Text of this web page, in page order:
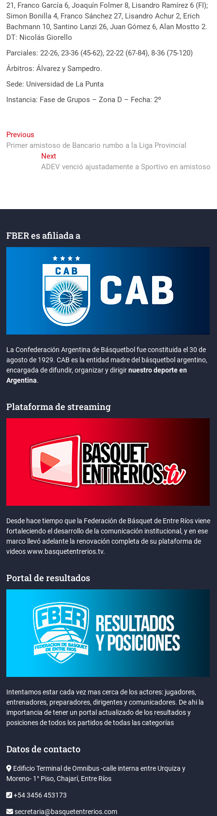
21, Franco García 6, Joaquín Folmer 8, Lisandro Ramírez 6 (FI);
Simon Bonilla 4, Franco Sánchez 27, Lisandro Achur 2, Erich
Bachmann 10, Santino Lanzi 26, Juan Gómez 6, Alan Mostto 2.
DT: Nicolás Giorello
Parciales: 22-26, 23-36 (45-62), 22-22 (67-84), 8-36 (75-120)
Árbitros: Álvarez y Sampedro.
Sede: Universidad de La Punta
Instancia: Fase de Grupos – Zona D – Fecha: 2º
Navegación
de
entradas
Previous
post:
Primer amistoso de Bancario rumbo a la Liga Provincial
NextNext
post:
ADEV venció ajustadamente a Sportivo en amistoso
FBER es afiliada a
La Confederación Argentina de Básquetbol fue constituida el 30 de
agosto de 1929. CAB es la entidad madre del básquetbol argentino,
encargada de difundir, organizar y dirigirnuestro deporte en
Argentina.
Plataforma de streaming
Desde hace tiempo que la Federación de Básquet de Entre Ríos viene
fortaleciendo el desarrollo de la comunicación institucional, y en ese
marco llevó adelante la renovación completa de su plataforma de
videos www.basquetentrerios.tv.
Portal de resultados
Intentamos estar cada vez mas cerca de los actores: jugadores,
entrenadores, preparadores, dirigentes y comunicadores. De ahi la
importancia de tener un portal actualizado de los resultados y
posiciones de todos los partidos de todas las categorías
Datos de contacto
Edificio Terminal de Omnibus -calle interna entre Urquiza y
Moreno- 1° Piso, Chajarí, Entre Ríos
+54 3456 453173
secretaria@basquetentrerios.com